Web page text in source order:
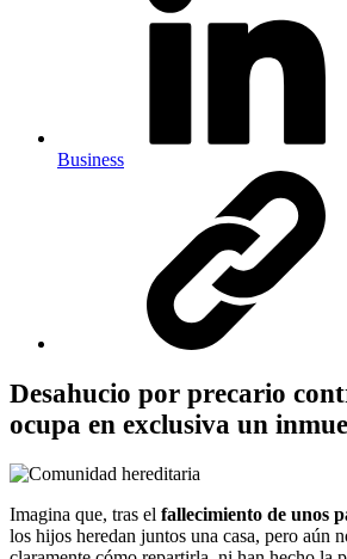
Business
Desahucio por precario
ocupa en exclusiva un
Imagina que, tras el fallecimiento de unos
los hijos heredan juntos una casa, pero aún